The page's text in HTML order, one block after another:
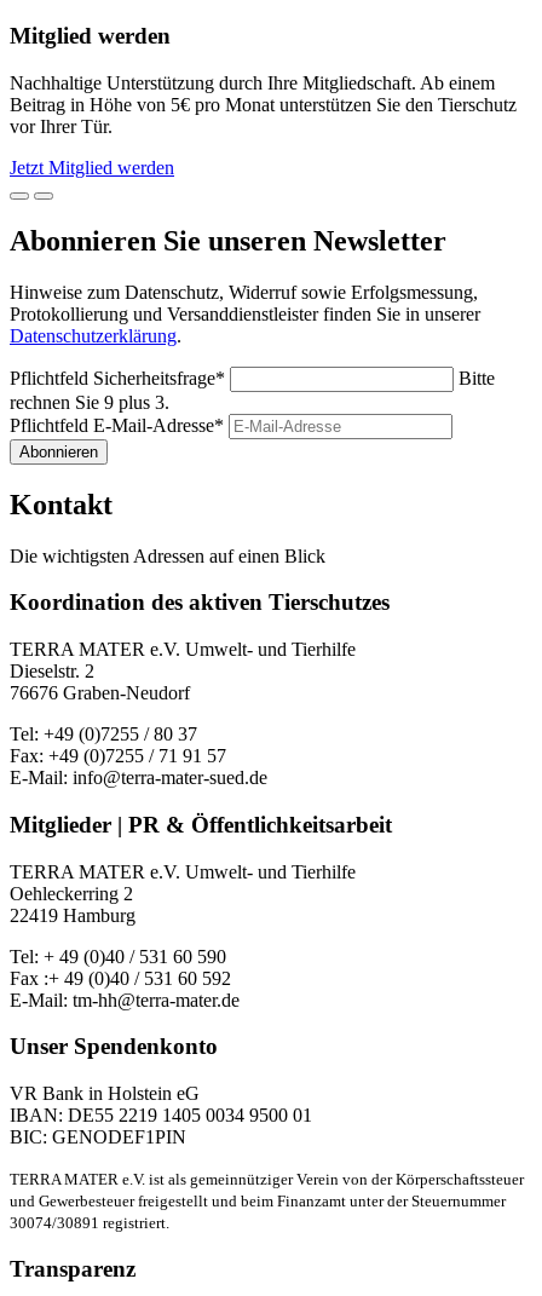
Mitglied werden
Nachhaltige Unterstützung durch Ihre Mitgliedschaft. Ab einem
Beitrag in Höhe von 5€ pro Monat unterstützen Sie den Tierschutz
vor Ihrer Tür.
Jetzt Mitglied werden
Abonnieren Sie unseren Newsletter
Hinweise zum Datenschutz, Widerruf sowie Erfolgsmessung,
Protokollierung und Versanddienstleister finden Sie in unserer
Datenschutzerklärung.
Pflichtfeld Sicherheitsfrage*
Bitte
rechnen Sie 9 plus 3.
Pflichtfeld E-Mail-Adresse*
Abonnieren
Kontakt
Die wichtigsten Adressen auf einen Blick
Koordination des aktiven Tierschutzes
TERRA MATER e.V. Umwelt- und Tierhilfe
Dieselstr. 2
76676 Graben-Neudorf
Tel: +49 (0)7255 / 80 37
Fax: +49 (0)7255 / 71 91 57
E-Mail: info@terra-mater-sued.de
Mitglieder | PR & Öffentlichkeitsarbeit
TERRA MATER e.V. Umwelt- und Tierhilfe
Oehleckerring 2
22419 Hamburg
Tel: + 49 (0)40 / 531 60 590
Fax :+ 49 (0)40 / 531 60 592
E-Mail: tm-hh@terra-mater.de
Unser Spendenkonto
VR Bank in Holstein eG
IBAN: DE55 2219 1405 0034 9500 01
BIC: GENODEF1PIN
TERRA MATER e.V. ist als gemeinnütziger Verein von der Körperschaftssteuer
und Gewerbesteuer freigestellt und beim Finanzamt unter der Steuernummer
30074/30891 registriert.
Transparenz